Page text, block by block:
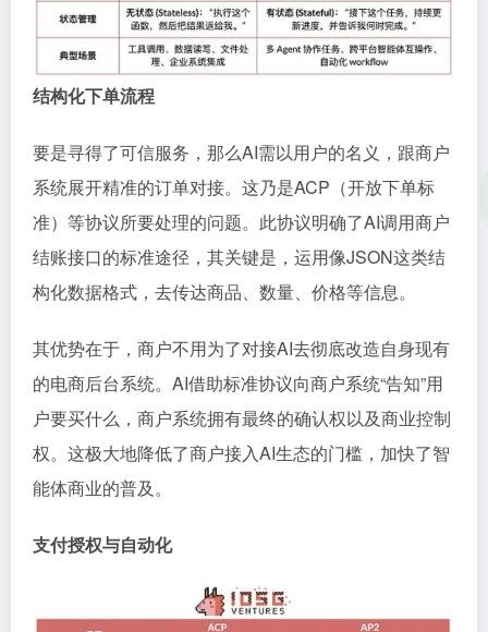
结构化下单流程
要是寻得了可信服务，那么AI需以用户的名义，跟商户
系统展开精准的订单对接。这乃是ACP（开放下单标
准）等协议所要处理的问题。此协议明确了AI调用商户
结账接口的标准途径，其关键是，运用像JSON这类结
构化数据格式，去传达商品、数量、价格等信息。
其优势在于，商户不用为了对接AI去彻底改造自身现有
的电商后台系统。AI借助标准协议向商户系统“告知”用
户要买什么，商户系统拥有最终的确认权以及商业控制
权。这极大地降低了商户接入AI生态的门槛，加快了智
能体商业的普及。
支付授权与自动化